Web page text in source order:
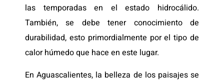
las temporadas en el estado hidrocálido.
También, se debe tener conocimiento de
durabilidad, esto primordialmente por el tipo de
calor húmedo que hace en este lugar.
En Aguascalientes, la belleza de los paisajes se